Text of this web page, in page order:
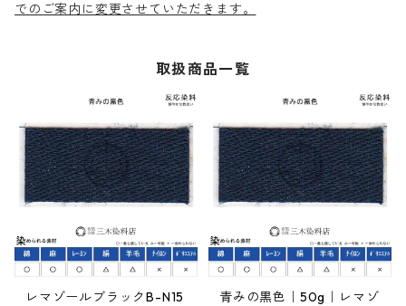
でのご案内に変更させていただきます。
取扱商品一覧
レマゾールブラックB-N15
青みの黒色｜50g｜レマゾ